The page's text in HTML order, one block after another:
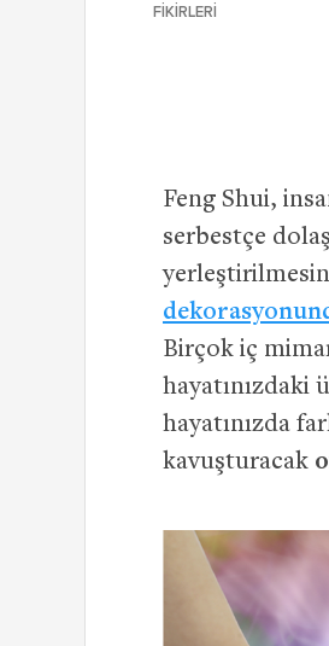
FIKIRLERI
Feng Shui,
serbestçe
Birçok iç
hayatınızdaki
hayatınızda
kavuşturacak